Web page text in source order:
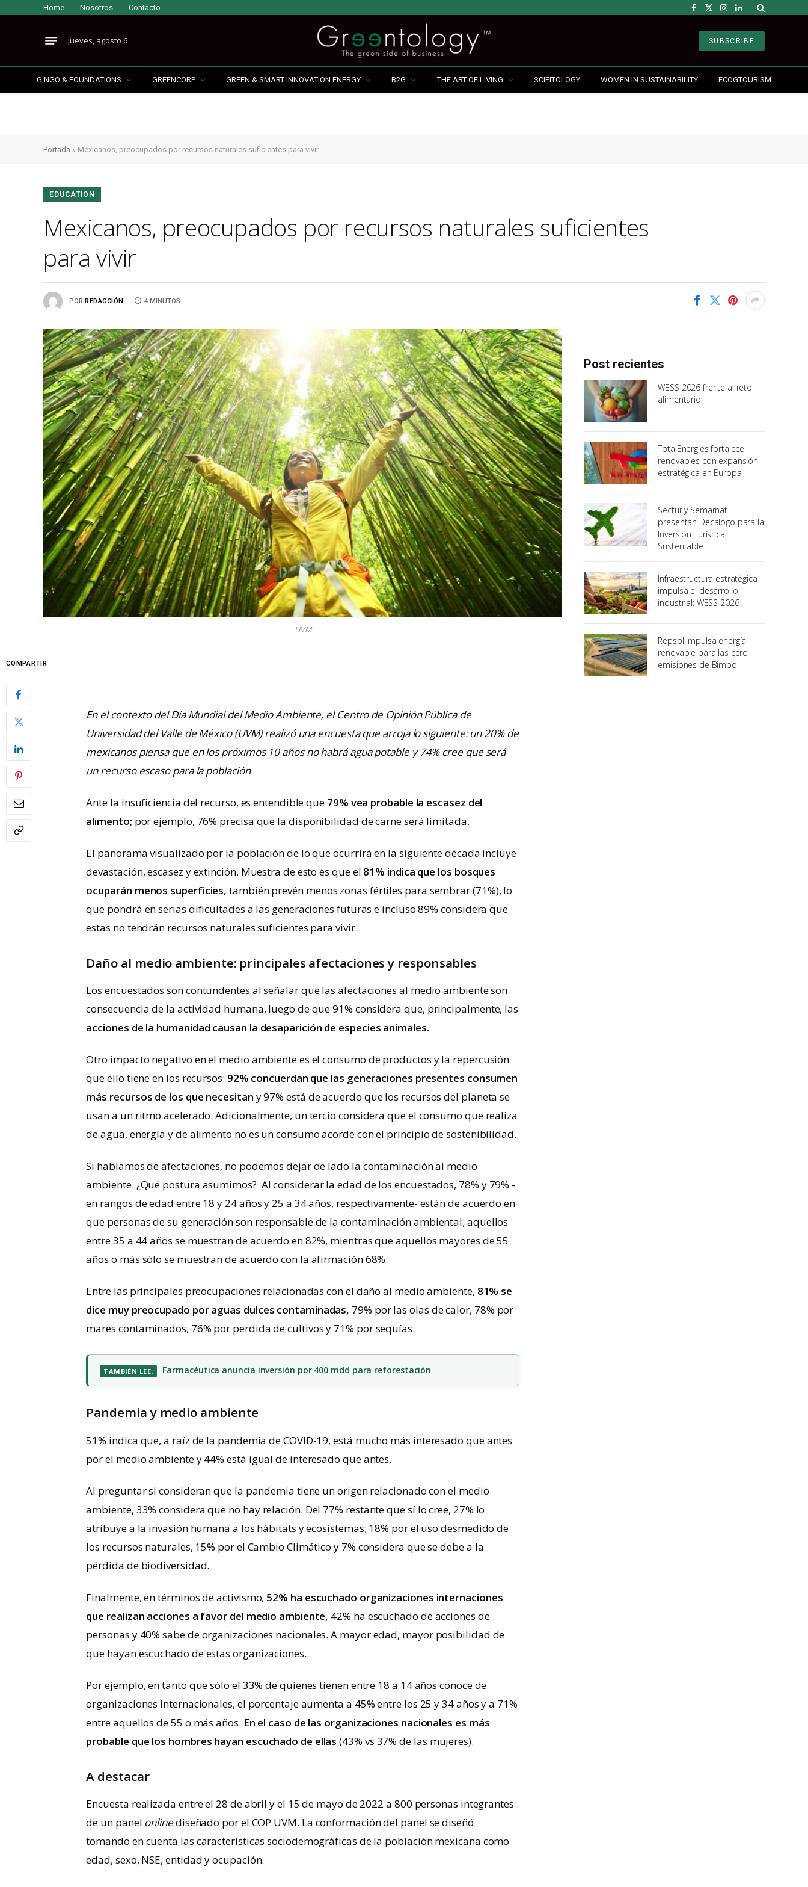
Home Nosotros Contacto Facebook
X
Instagram
LinkedIn
jueves, agosto 6 SUBSCRIBE
G NGO & FOUNDATIONS GREENCORP GREEN & SMART INNOVATION ENERGY B2G THE ART OF LIVING SCIFITOLOGY WOMEN IN SUSTAINABILITY ECOGTOURISM
Portada » Mexicanos, preocupados por recursos naturales suficientes para vivir
EDUCATION
Mexicanos, preocupados por recursos naturales suficientes
para vivir
POR REDACCIÓN 4 MINUTOS
UVM
COMPARTIR
En el contexto del Día Mundial del Medio Ambiente, el Centro de Opinión Pública de
Universidad del Valle de México (UVM) realizó una encuesta que arroja lo siguiente: un 20% de
mexicanos piensa que en los próximos 10 años no habrá agua potable y 74% cree que será
un recurso escaso para la población
Ante la insuficiencia del recurso, es entendible que 79% vea probable la escasez del
alimento; por ejemplo, 76% precisa que la disponibilidad de carne será limitada.
El panorama visualizado por la población de lo que ocurrirá en la siguiente década incluye
devastación, escasez y extinción. Muestra de esto es que el 81% indica que los bosques
ocuparán menos superficies, también prevén menos zonas fértiles para sembrar (71%), lo
que pondrá en serias dificultades a las generaciones futuras e incluso 89% considera que
estas no tendrán recursos naturales suficientes para vivir.
Daño al medio ambiente: principales afectaciones y responsables
Los encuestados son contundentes al señalar que las afectaciones al medio ambiente son
consecuencia de la actividad humana, luego de que 91% considera que, principalmente, las
acciones de la humanidad causan la desaparición de especies animales.
Otro impacto negativo en el medio ambiente es el consumo de productos y la repercusión
que ello tiene en los recursos: 92% concuerdan que las generaciones presentes consumen
más recursos de los que necesitan y 97% está de acuerdo que los recursos del planeta se
usan a un ritmo acelerado. Adicionalmente, un tercio considera que el consumo que realiza
de agua, energía y de alimento no es un consumo acorde con el principio de sostenibilidad.
Si hablamos de afectaciones, no podemos dejar de lado la contaminación al medio
ambiente. ¿Qué postura asumimos? Al considerar la edad de los encuestados, 78% y 79% -
en rangos de edad entre 18 y 24 años y 25 a 34 años, respectivamente- están de acuerdo en
que personas de su generación son responsable de la contaminación ambiental; aquellos
entre 35 a 44 años se muestran de acuerdo en 82%, mientras que aquellos mayores de 55
años o más sólo se muestran de acuerdo con la afirmación 68%.
Entre las principales preocupaciones relacionadas con el daño al medio ambiente, 81% se
dice muy preocupado por aguas dulces contaminadas, 79% por las olas de calor, 78% por
mares contaminados, 76% por perdida de cultivos y 71% por sequías.
TAMBIÉN LEE. Farmacéutica anuncia inversión por 400 mdd para reforestación
Pandemia y medio ambiente
51% indica que, a raíz de la pandemia de COVID-19, está mucho más interesado que antes
por el medio ambiente y 44% está igual de interesado que antes.
Al preguntar si consideran que la pandemia tiene un origen relacionado con el medio
ambiente, 33% considera que no hay relación. Del 77% restante que sí lo cree, 27% lo
atribuye a la invasión humana a los hábitats y ecosistemas; 18% por el uso desmedido de
los recursos naturales, 15% por el Cambio Climático y 7% considera que se debe a la
pérdida de biodiversidad.
Finalmente, en términos de activismo, 52% ha escuchado organizaciones internaciones
que realizan acciones a favor del medio ambiente, 42% ha escuchado de acciones de
personas y 40% sabe de organizaciones nacionales. A mayor edad, mayor posibilidad de
que hayan escuchado de estas organizaciones.
Por ejemplo, en tanto que sólo el 33% de quienes tienen entre 18 a 14 años conoce de
organizaciones internacionales, el porcentaje aumenta a 45% entre los 25 y 34 años y a 71%
entre aquellos de 55 o más años. En el caso de las organizaciones nacionales es más
probable que los hombres hayan escuchado de ellas (43% vs 37% de las mujeres).
A destacar
Encuesta realizada entre el 28 de abril y el 15 de mayo de 2022 a 800 personas integrantes
de un panel onlinediseñado por el COP UVM. La conformación del panel se diseñó
tomando en cuenta las características sociodemográficas de la población mexicana como
edad, sexo, NSE, entidad y ocupación.
Post recientes
WESS 2026 frente al reto
alimentario
TotalEnergies fortalece
renovables con expansión
estratégica en Europa
Sectur y Semarnat
presentan Decálogo para la
Inversión Turística
Sustentable
Infraestructura estratégica
impulsa el desarrollo
industrial: WESS 2026
Repsol impulsa energía
renovable para las cero
emisiones de Bimbo